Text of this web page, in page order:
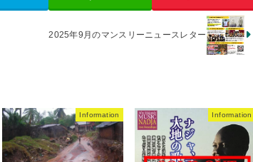
2025年9月のマンスリーニュースレター
Information Information